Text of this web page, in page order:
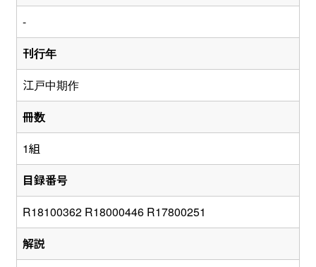
-
刊行年
江戸中期作
冊数
1組
目録番号
R18100362 R18000446 R17800251
解説